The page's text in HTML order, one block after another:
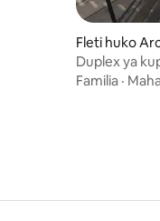
Fleti huko
Duplex ya
kikamilifu, ya
Familia ·